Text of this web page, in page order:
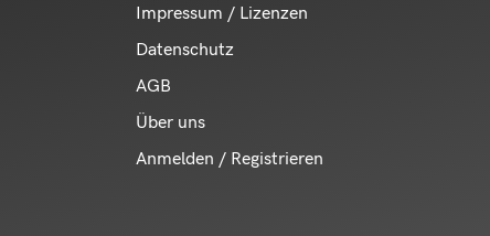
Impressum / Lizenzen
Datenschutz
AGB
Über uns
Anmelden / Registrieren